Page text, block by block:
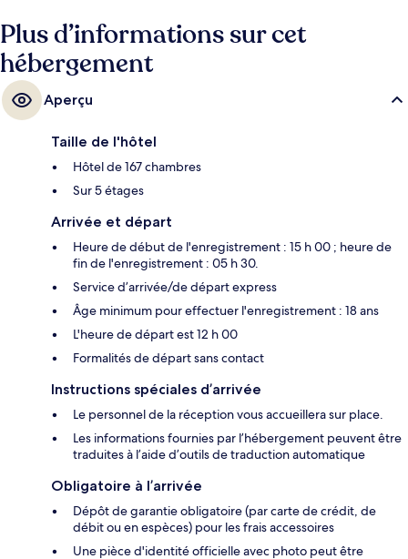
publics : Arrêt de tram Weserstraße-Münchener Straße se trouve à 4
min et Arrêt de tram de la gare centrale, à 7 min.
Plus d’informations sur cet
hébergement
Aperçu
Taille de l'hôtel
Hôtel de 167 chambres
Sur 5 étages
Arrivée et départ
Heure de début de l'enregistrement : 15 h 00 ; heure de
fin de l'enregistrement : 05 h 30.
Service d’arrivée/de départ express
Âge minimum pour effectuer l'enregistrement : 18 ans
L'heure de départ est 12 h 00
Formalités de départ sans contact
Instructions spéciales d’arrivée
Le personnel de la réception vous accueillera sur place.
Les informations fournies par l’hébergement peuvent être
traduites à l’aide d’outils de traduction automatique
Obligatoire à l’arrivée
Dépôt de garantie obligatoire (par carte de crédit, de
débit ou en espèces) pour les frais accessoires
Une pièce d'identité officielle avec photo peut être